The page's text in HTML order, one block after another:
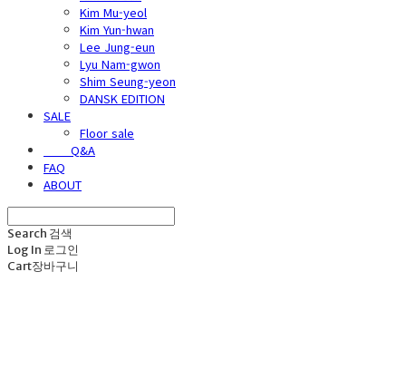
Kim Mu-yeol
Kim Yun-hwan
Lee Jung-eun
Lyu Nam-gwon
Shim Seung-yeon
DANSK EDITION
SALE
Floor sale
⠀⠀⠀Q&A
FAQ
ABOUT
Search 검색
Log In 로그인
Cart장바구니